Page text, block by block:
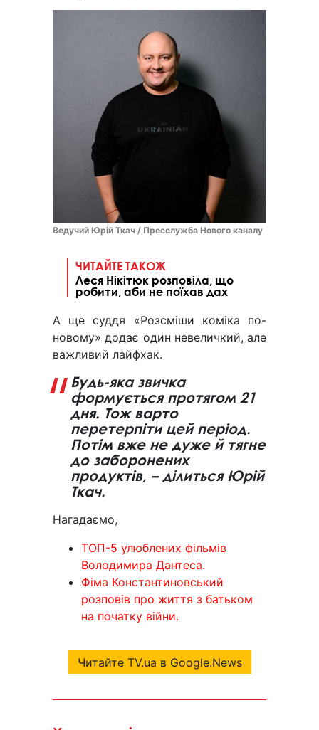
Ведучий Юрій Ткач / Пресслужба Нового каналу
ЧИТАЙТЕ ТАКОЖ
Леся Нікітюк розповіла, що
робити, аби не поїхав дах
А ще суддя «Розсміши коміка по-
новому» додає один невеличкий, але
важливий лайфхак.
Будь-яка звичка
формується протягом 21
дня. Тож варто
перетерпіти цей період.
Потім вже не дуже й тягне
до заборонених
продуктів, – ділиться Юрій
Ткач.
Нагадаємо,
ТОП-5 улюблених фільмів
Володимира Дантеса.
Фіма Константиновський
розповів про життя з батьком
на початку війни.
Читайте TV.ua в Google.News